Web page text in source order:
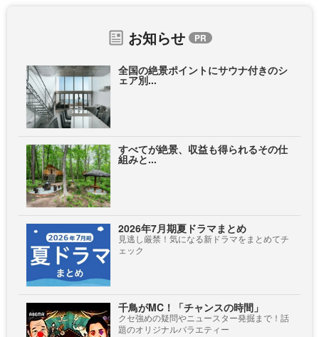
お知らせ
全国の絶景ポイントにサウナ付きのシ
ェア別...
すべてが絶景、収益も得られるその仕
組みと...
2026年7月期夏ドラマまとめ
見逃し厳禁！気になる新ドラマをまとめてチ
ェック
千鳥がMC！「チャンスの時間」
クセ強めの疑問やニュースター発掘まで！話
題のオリジナルバラエティー